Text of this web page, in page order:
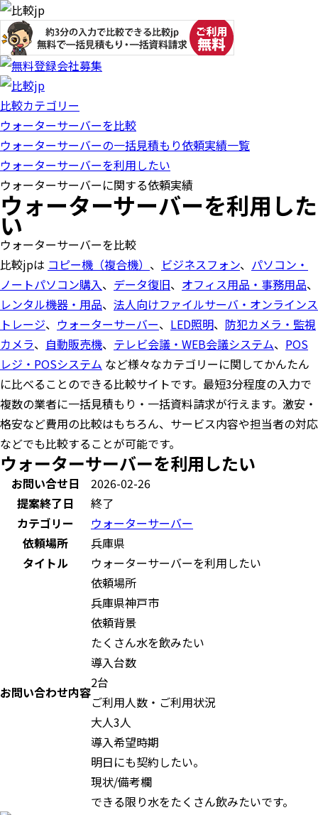
比較カテゴリー
ウォーターサーバーを比較
ウォーターサーバーの一括見積もり依頼実績一覧
ウォーターサーバーを利用したい
ウォーターサーバーに関する依頼実績
ウォーターサーバーを利用した
い
ウォーターサーバーを比較
比較jpは コピー機（複合機） 、 ビジネスフォン、 パソコン・
ノートパソコン購入、 データ復旧、 オフィス用品・事務用品、
レンタル機器・用品、 法人向けファイルサーバ・オンラインス
トレージ、 ウォーターサーバー、 LED照明、 防犯カメラ・監視
カメラ、 自動販売機、 テレビ会議・WEB会議システム、 POS
レジ・POSシステム など様々なカテゴリーに関してかんたん
に比べることのできる比較サイトです。最短3分程度の入力で
複数の業者に一括見積もり・一括資料請求が行えます。激安・
格安など費用の比較はもちろん、サービス内容や担当者の対応
などでも比較することが可能です。
ウォーターサーバーを利用したい
お問い合せ日
2026-02-26
提案終了日
終了
カテゴリー
ウォーターサーバー
依頼場所
兵庫県
タイトル
ウォーターサーバーを利用したい
お問い合わせ内容
依頼場所
兵庫県神戸市
依頼背景
たくさん水を飲みたい
導入台数
2台
ご利用人数・ご利用状況
大人3人
導入希望時期
明日にも契約したい。
現状/備考欄
できる限り水をたくさん飲みたいです。